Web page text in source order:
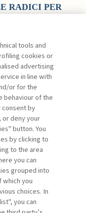
RADICI PER
di SDA Bocconi
ripercorre lo
rivista con la
in termini di
...
tools and
cookies or
advertising
in line with
or for the
behaviour of the
consent by
deny your
button. You
by clicking to
to the area
you can
grouped into
you
choices. In
you can